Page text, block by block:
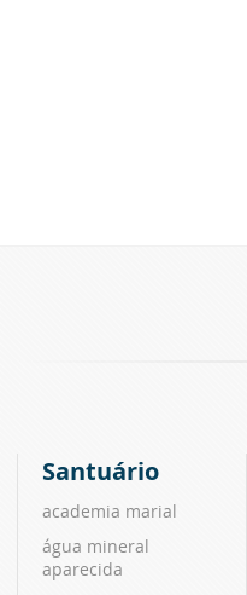
Santuário
academia marial
água mineral
aparecida